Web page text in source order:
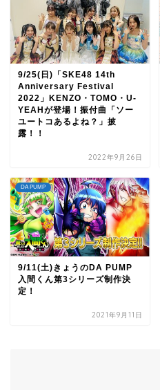
9/25(日)「SKE48 14th
Anniversary Festival
2022」KENZO・TOMO・U-
YEAHが登場！振付曲「ソー
ユートコあるよね？」披
露！！
2022年9月26日
DA PUMP
9/11(土)きょうのDA PUMP
入間くん第3シリーズ制作決
定！
2021年9月11日